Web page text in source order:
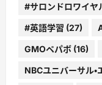
#サロンドロワイヤ
#英語学習 (27)
GMOペパボ (16)
NBCユニバーサル